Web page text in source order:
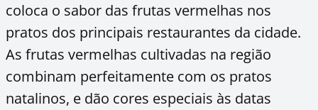
coloca o sabor das frutas vermelhas nos
pratos dos principais restaurantes da cidade.
As frutas vermelhas cultivadas na região
combinam perfeitamente com os pratos
natalinos, e dão cores especiais às datas